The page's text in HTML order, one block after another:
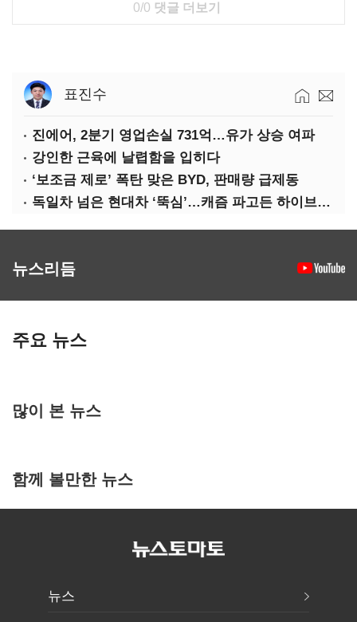
0/0 댓글 더보기
표진수
진에어, 2분기 영업손실 731억…유가 상승 여파
강인한 근육에 날렵함을 입히다
‘보조금 제로’ 폭탄 맞은 BYD, 판매량 급제동
독일차 넘은 현대차 ‘뚝심’…캐즘 파고든 하이브리드 역전극
뉴스리듬
주요 뉴스
많이 본 뉴스
함께 볼만한 뉴스
뉴스